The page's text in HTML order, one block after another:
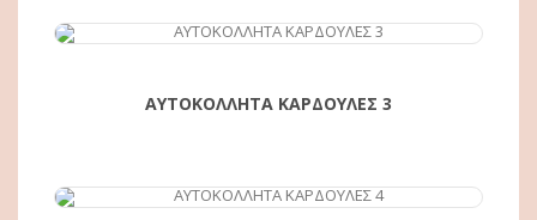
ΑΓΟΡΆ
ΑΥΤΟΚΟΛΛΗΤΑ ΚΑΡΔΟΥΛΕΣ 3
ΑΓΟΡΆ